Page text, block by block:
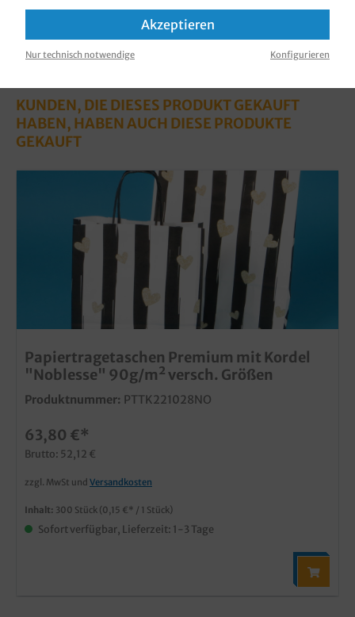
KUNDEN, DIE DIESES PRODUKT GEKAUFT
HABEN, HABEN AUCH DIESE PRODUKTE
GEKAUFT
Papiertragetaschen Premium mit Kordel
"Noblesse" 90g/m² versch. Größen
Produktnummer: PTTK221028NO
63,80 €*
Brutto: 52,12 €
zzgl. MwSt und Versandkosten
Inhalt: 300 Stück (0,15 €* / 1 Stück)
Sofort verfügbar, Lieferzeit: 1-3 Tage
Akzeptieren
Nur technisch notwendige Konfigurieren